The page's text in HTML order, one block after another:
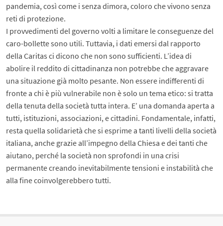
pandemia, così come i senza dimora, coloro che vivono senza
reti di protezione.
I provvedimenti del governo volti a limitare le conseguenze del
caro-bollette sono utili. Tuttavia, i dati emersi dal rapporto
della Caritas ci dicono che non sono sufficienti. L’idea di
abolire il reddito di cittadinanza non potrebbe che aggravare
una situazione già molto pesante. Non essere indifferenti di
fronte a chi è più vulnerabile non è solo un tema etico: si tratta
della tenuta della società tutta intera. E’ una domanda aperta a
tutti, istituzioni, associazioni, e cittadini. Fondamentale, infatti,
resta quella solidarietà che si esprime a tanti livelli della società
italiana, anche grazie all’impegno della Chiesa e dei tanti che
aiutano, perché la società non sprofondi in una crisi
permanente creando inevitabilmente tensioni e instabilità che
alla fine coinvolgerebbero tutti.